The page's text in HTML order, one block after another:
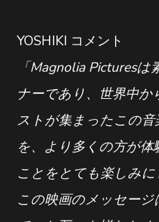
YOSHIKI コメント
「Magnolia Pictures
ナーであり、世界中
ストが集まったこの
を、より多くの方が
ことをとても楽しみに
この映画のメッセー